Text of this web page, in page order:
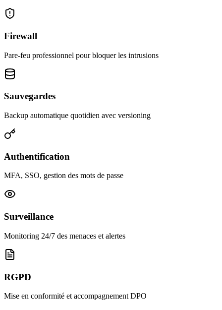
Firewall
Pare-feu professionnel pour bloquer les intrusions
Sauvegardes
Backup automatique quotidien avec versioning
Authentification
MFA, SSO, gestion des mots de passe
Surveillance
Monitoring 24/7 des menaces et alertes
RGPD
Mise en conformité et accompagnement DPO